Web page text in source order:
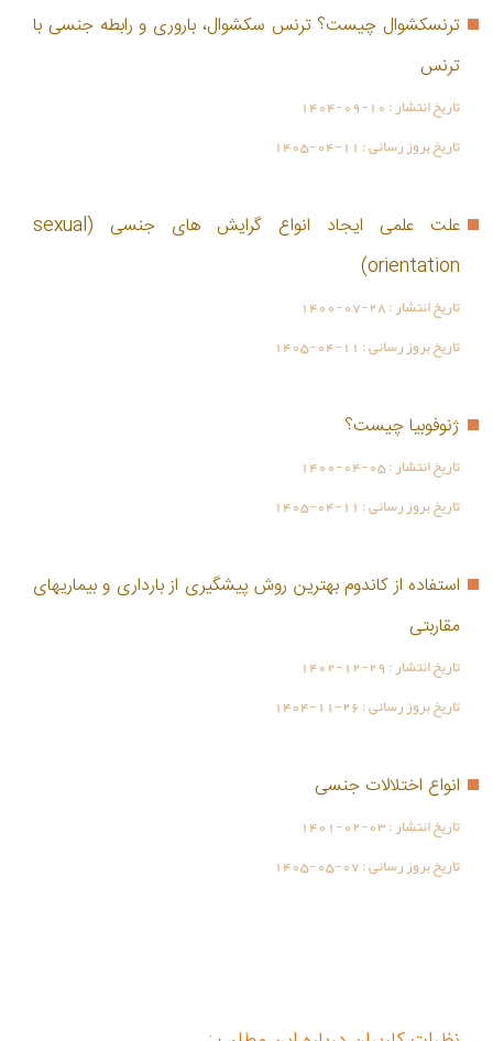
ترنسکشوال چیست؟ ترنس سکشوال، باروری و رابطه جنسی با
ترنس
تاریخ انتشار :1404-09-10
تاریخ بروز رسانی : 1405-04-11
علت علمی ایجاد انواع گرایش های جنسی (sexual
orientation)
تاریخ انتشار :1400-07-28
تاریخ بروز رسانی : 1405-04-11
ژنوفوبیا چیست؟
تاریخ انتشار :1400-04-05
تاریخ بروز رسانی : 1405-04-11
استفاده از کاندوم بهترین روش پیشگیری از بارداری و بیماریهای
مقاربتی
تاریخ انتشار :1402-12-29
تاریخ بروز رسانی :1404-11-26
انواع اختلالات جنسی
تاریخ انتشار :1401-02-03
تاریخ بروز رسانی :1405-05-07